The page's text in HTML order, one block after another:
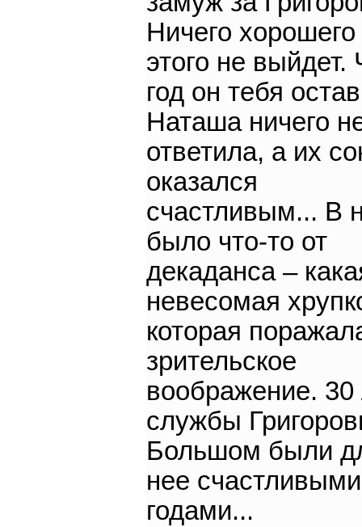
Ничего хорошего
этого не выйдет.
год он тебя
Наташа ничего
ответила, а их
оказался
счастливым... В
было что-то от
декаданса –
невесомая
которая
зрительское
воображение. 30
службы
Большом были
нее счастливыми
годами...